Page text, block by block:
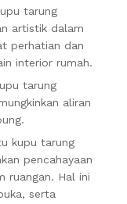
tarung
artistik dalam
perhatian dan
interior rumah.
tarung
aliran
kupu tarung
pencahayaan
ruangan. Hal ini
serta